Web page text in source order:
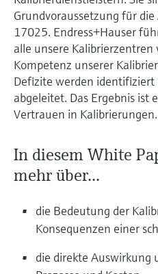
Device Viewer
Produktspezifische Informationen
Dokumente finden
Ersatzteilsuche
Ersatzteile anhand von
Bestellcode oder Seriennummer
Füllstandsmessung
Füllstandsmessung Druck
Alle ansehen
Analysatoren für Härte,
Aluminium & Chromat
Prozessphotometer
Mikrowellentransmission
Alle ansehen
Grundvoraussetzung für
17025. Endress+Hauser
alle unsere
Kompetenz unserer
Defizite werden
abgeleitet. Das Ergebnis ist
Vertrauen in Kalibrierungen.
In diesem White
mehr über...
die Bedeutung der
Konsequenzen einer
die direkte Auswirkung